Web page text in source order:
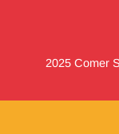
2025 Comer